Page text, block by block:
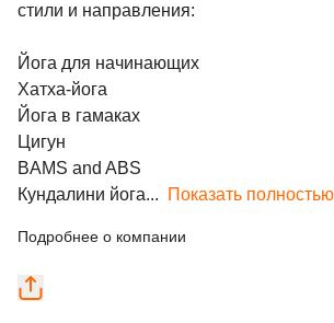
стили и направления:
Йога для начинающих
Хатха-йога
Йога в гамаках
Цигун
BAMS and ABS
Кундалини йога... Показать полностью
Подробнее о компании